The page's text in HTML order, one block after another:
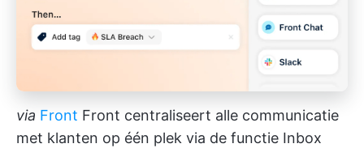
via Front Front centraliseert alle communicatie
met klanten op één plek via de functie Inbox